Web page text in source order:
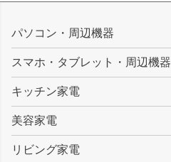
パソコン・周辺機器
スマホ・タブレット・周辺機器
キッチン家電
美容家電
リビング家電